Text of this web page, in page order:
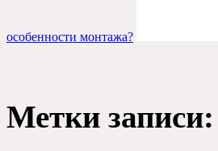
особенности монтажа?
Метки записи: